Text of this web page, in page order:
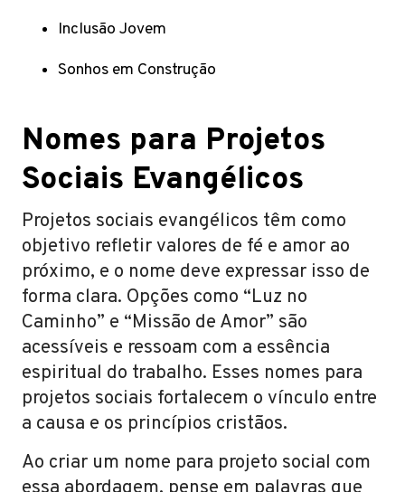
Inclusão Jovem
Sonhos em Construção
Nomes para Projetos
Sociais Evangélicos
Projetos sociais evangélicos têm como
objetivo refletir valores de fé e amor ao
próximo, e o nome deve expressar isso de
forma clara. Opções como “Luz no
Caminho” e “Missão de Amor” são
acessíveis e ressoam com a essência
espiritual do trabalho. Esses nomes para
projetos sociais fortalecem o vínculo entre
a causa e os princípios cristãos.
Ao criar um nome para projeto social com